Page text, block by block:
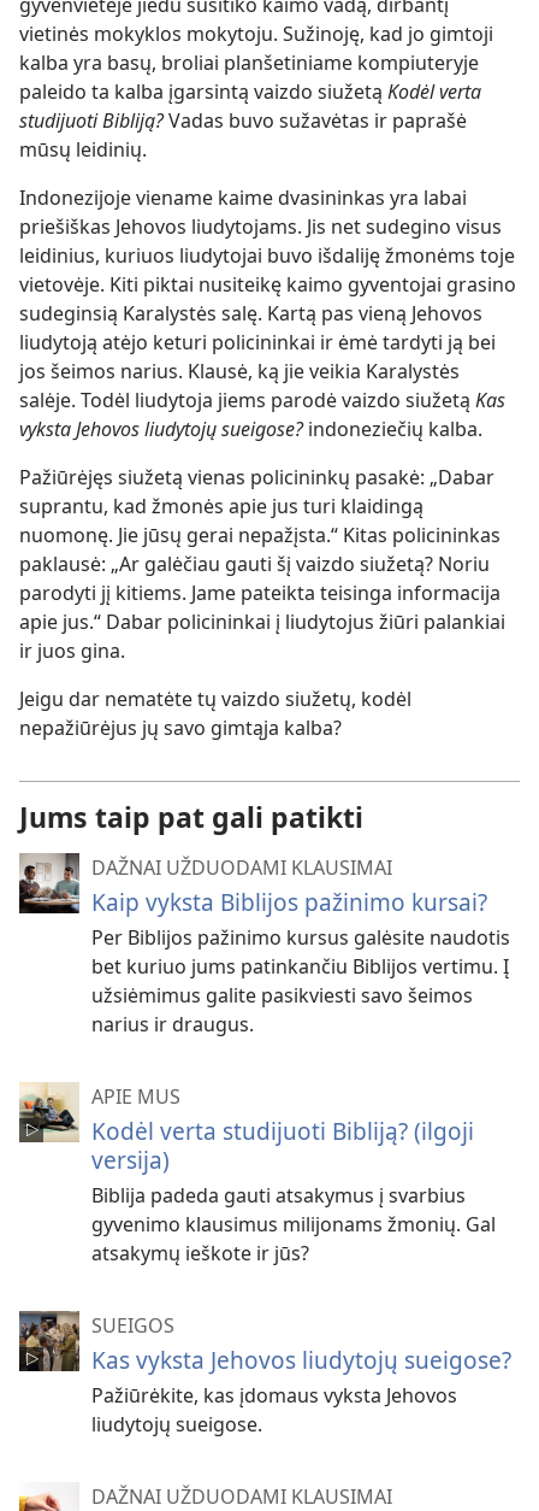
vietinės mokyklos mokytoju. Sužinoję, kad jo gimtoji
kalba yra basų, broliai planšetiniame kompiuteryje
paleido ta kalba įgarsintą vaizdo siužetą Kodėl verta
studijuoti Bibliją?Vadas buvo sužavėtas ir paprašė
mūsų leidinių.
Indonezijoje viename kaime dvasininkas yra labai
priešiškas Jehovos liudytojams. Jis net sudegino visus
leidinius, kuriuos liudytojai buvo išdaliję žmonėms toje
vietovėje. Kiti piktai nusiteikę kaimo gyventojai grasino
sudeginsią Karalystės salę. Kartą pas vieną Jehovos
liudytoją atėjo keturi policininkai ir ėmė tardyti ją bei
jos šeimos narius. Klausė, ką jie veikia Karalystės
salėje. Todėl liudytoja jiems parodė vaizdo siužetą Kas
vyksta Jehovos liudytojų sueigose?indoneziečių kalba.
Pažiūrėjęs siužetą vienas policininkų pasakė: „Dabar
suprantu, kad žmonės apie jus turi klaidingą
nuomonę. Jie jūsų gerai nepažįsta.“ Kitas policininkas
paklausė: „Ar galėčiau gauti šį vaizdo siužetą? Noriu
parodyti jį kitiems. Jame pateikta teisinga informacija
apie jus.“ Dabar policininkai į liudytojus žiūri palankiai
ir juos gina.
Jeigu dar nematėte tų vaizdo siužetų, kodėl
nepažiūrėjus jų savo gimtąja kalba?
Jums taip pat gali patikti
DAŽNAI UŽDUODAMI KLAUSIMAI
Kaip vyksta Biblijos pažinimo kursai?
Per Biblijos pažinimo kursus galėsite naudotis
bet kuriuo jums patinkančiu Biblijos vertimu. Į
užsiėmimus galite pasikviesti savo šeimos
narius ir draugus.
APIE MUS
Kodėl verta studijuoti Bibliją? (ilgoji
versija)
Biblija padeda gauti atsakymus į svarbius
gyvenimo klausimus milijonams žmonių. Gal
atsakymų ieškote ir jūs?
SUEIGOS
Kas vyksta Jehovos liudytojų sueigose?
Pažiūrėkite, kas įdomaus vyksta Jehovos
liudytojų sueigose.
DAŽNAI UŽDUODAMI KLAUSIMAI